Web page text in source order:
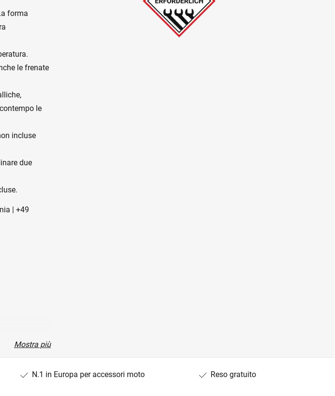
forma
le frenate
le
incluse
due
| +49
Mostra più
N.1 in Europa per accessori moto Reso gratuito